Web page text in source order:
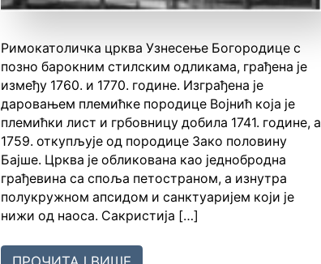
Римокатоличка црква Узнесење Богородице с
позно барокним стилским одликама, грађена је
између 1760. и 1770. године. Изграђена је
даровањем племићке породице Војнић која је
племићки лист и грбовницу добила 1741. године, а
1759. откупљује од породице Зако половину
Бајше. Црква је обликована као једнобродна
грађевина са споља петостраном, а изнутра
полукружном апсидом и санктуаријем који је
нижи од наоса. Сакристија […]